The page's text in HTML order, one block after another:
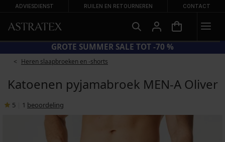
ADVIESDIENST RUILEN EN RETOURNEREN CONTACT
SUN20 = EXTRA −20% OP AFGEPRIJSDE BADMODE
Heren slaapbroeken en -shorts
Katoenen pyjamabroek MEN-A Oliver
5 1 beoordeling